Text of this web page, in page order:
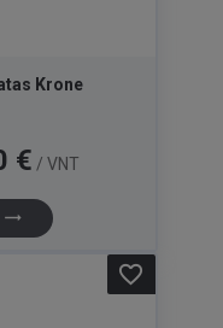
Krone
€ / VNT
trending_flat
favorite_border